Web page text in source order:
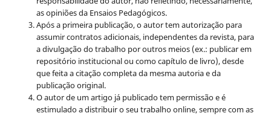
as opiniões da Ensaios Pedagógicos.
Após a primeira publicação, o autor tem autorização para
assumir contratos adicionais, independentes da revista, para
a divulgação do trabalho por outros meios (ex.: publicar em
repositório institucional ou como capítulo de livro), desde
que feita a citação completa da mesma autoria e da
publicação original.
O autor de um artigo já publicado tem permissão e é
estimulado a distribuir o seu trabalho online, sempre com as